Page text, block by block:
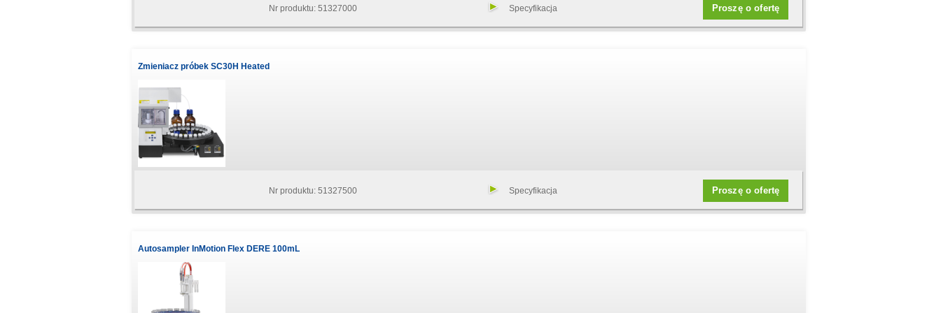
Nr produktu: 51327000 Specyfikacja Proszę o ofertę
Zmieniacz próbek SC30H Heated
Nr produktu: 51327500 Specyfikacja Proszę o ofertę
Autosampler InMotion Flex DERE 100mL